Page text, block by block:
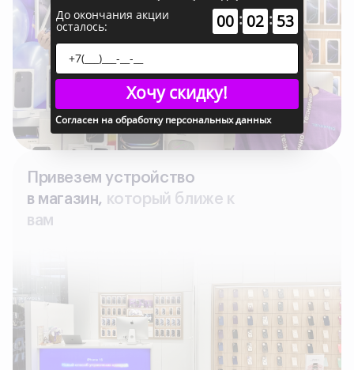
Привезем устройство
в магазин, который ближе к
вам
До окончания акции
осталось: 00 : 02 : 52
Хочу скидку!
Согласен на обработку персональных данных